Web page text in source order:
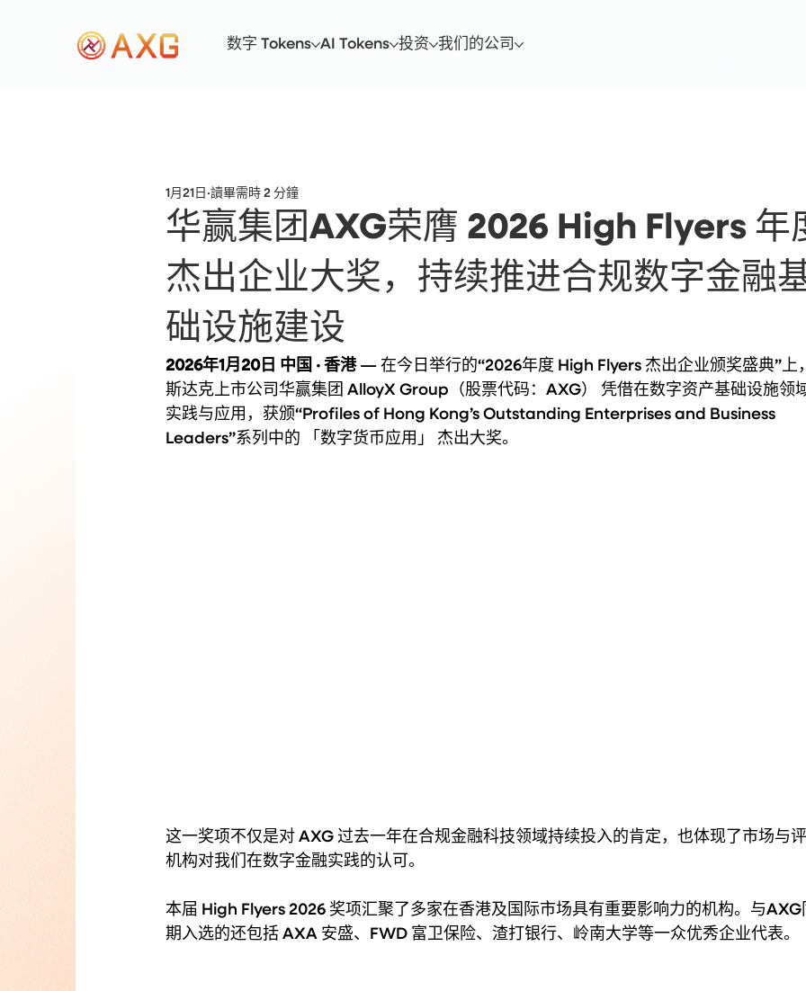
数字 Tokens AI Tokens 投资 我们的公司
华赢集团AXG荣膺 2026 High Flyers 年
杰出企业大奖，持续推进合规数字金融
础设施建设
1月21日 讀畢需時 2 分鐘
2026年1月20日 中国 · 香港 — 在今日举行的“2026年度 High Flyers 杰出企业颁奖盛典”上
斯达克上市公司华赢集团 AlloyX Group（股票代码：AXG） 凭借在数字资产基础设施领
实践与应用，获颁“Profiles of Hong Kong’s Outstanding Enterprises and Business
Leaders”系列中的 「数字货币应用」 杰出大奖。
这一奖项不仅是对 AXG 过去一年在合规金融科技领域持续投入的肯定，也体现了市场与
机构对我们在数字金融实践的认可。
本届 High Flyers 2026 奖项汇聚了多家在香港及国际市场具有重要影响力的机构。与AXG
期入选的还包括 AXA 安盛、FWD 富卫保险、渣打银行、岭南大学等一众优秀企业代表。